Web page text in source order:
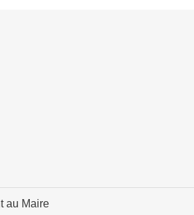
au Maire